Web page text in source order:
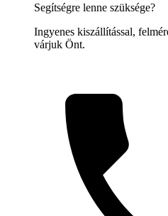
Segítségre lenne szüksége?
Ingyenes kiszállítással,
várjuk Önt.